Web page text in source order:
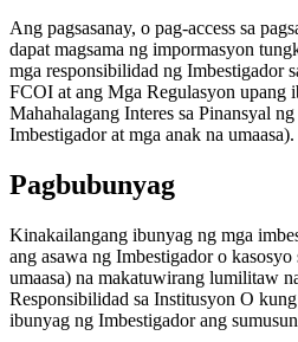
Ang pagsasanay, o pag-access sa
dapat magsama ng impormasyon
mga responsibilidad ng Imbestigador
FCOI at ang Mga Regulasyon upang
Mahahalagang Interes sa Pinansyal
Imbestigador at mga anak na umaasa).
Pagbubunyag
Kinakailangang ibunyag ng mga
ang asawa ng Imbestigador o kasosyo
umaasa) na makatuwirang lumilitaw
Responsibilidad sa Institusyon O
ibunyag ng Imbestigador ang